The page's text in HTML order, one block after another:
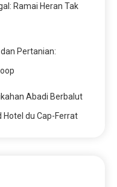
Ramai Heran Tak
Pertanian:
Abadi Berbalut
Hotel du Cap-Ferrat